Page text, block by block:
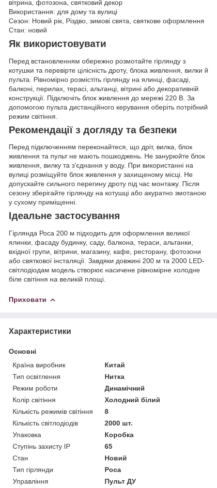
вітрина, фотозона, святковий декор
Використання: для дому та вулиці
Сезон: Новий рік, Різдво, зимові свята, святкове оформлення
Стан: новий
Як використовувати
Перед встановленням обережно розмотайте гірлянду з
котушки та перевірте цілісність дроту, блока живлення, вилки й
пульта. Рівномірно розмістіть гірлянду на ялинці, фасаді,
балконі, перилах, терасі, альтанці, вітрині або декоративній
конструкції. Підключіть блок живлення до мережі 220 В. За
допомогою пульта дистанційного керування оберіть потрібний
режим світіння.
Рекомендації з догляду та безпеки
Перед підключенням переконайтеся, що дріт, вилка, блок
живлення та пульт не мають пошкоджень. Не занурюйте блок
живлення, вилку та з’єднання у воду. При використанні на
вулиці розміщуйте блок живлення у захищеному місці. Не
допускайте сильного перегину дроту під час монтажу. Після
сезону зберігайте гірлянду на котушці або акуратно змотаною
у сухому приміщенні.
Ідеальне застосування
Гірлянда Роса 200 м підходить для оформлення великої
ялинки, фасаду будинку, саду, балкона, тераси, альтанки,
вхідної групи, вітрини, магазину, кафе, ресторану, фотозони
або святкової інсталяції. Завдяки довжині 200 м та 2000 LED-
світлодіодам модель створює насичене рівномірне холодне
біле світіння на великій площі.
Приховати
Характеристики
Основні
Країна виробник
Китай
Тип освітлення
Нитка
Режим роботи
Динамічний
Колір світіння
Холодний білий
Кількість режимів світіння
8
Кількість світлодіодів
2000 шт.
Упаковка
Коробка
Ступінь захисту IP
65
Стан
Новий
Тип гірлянди
Роса
Управління
Пульт ДУ